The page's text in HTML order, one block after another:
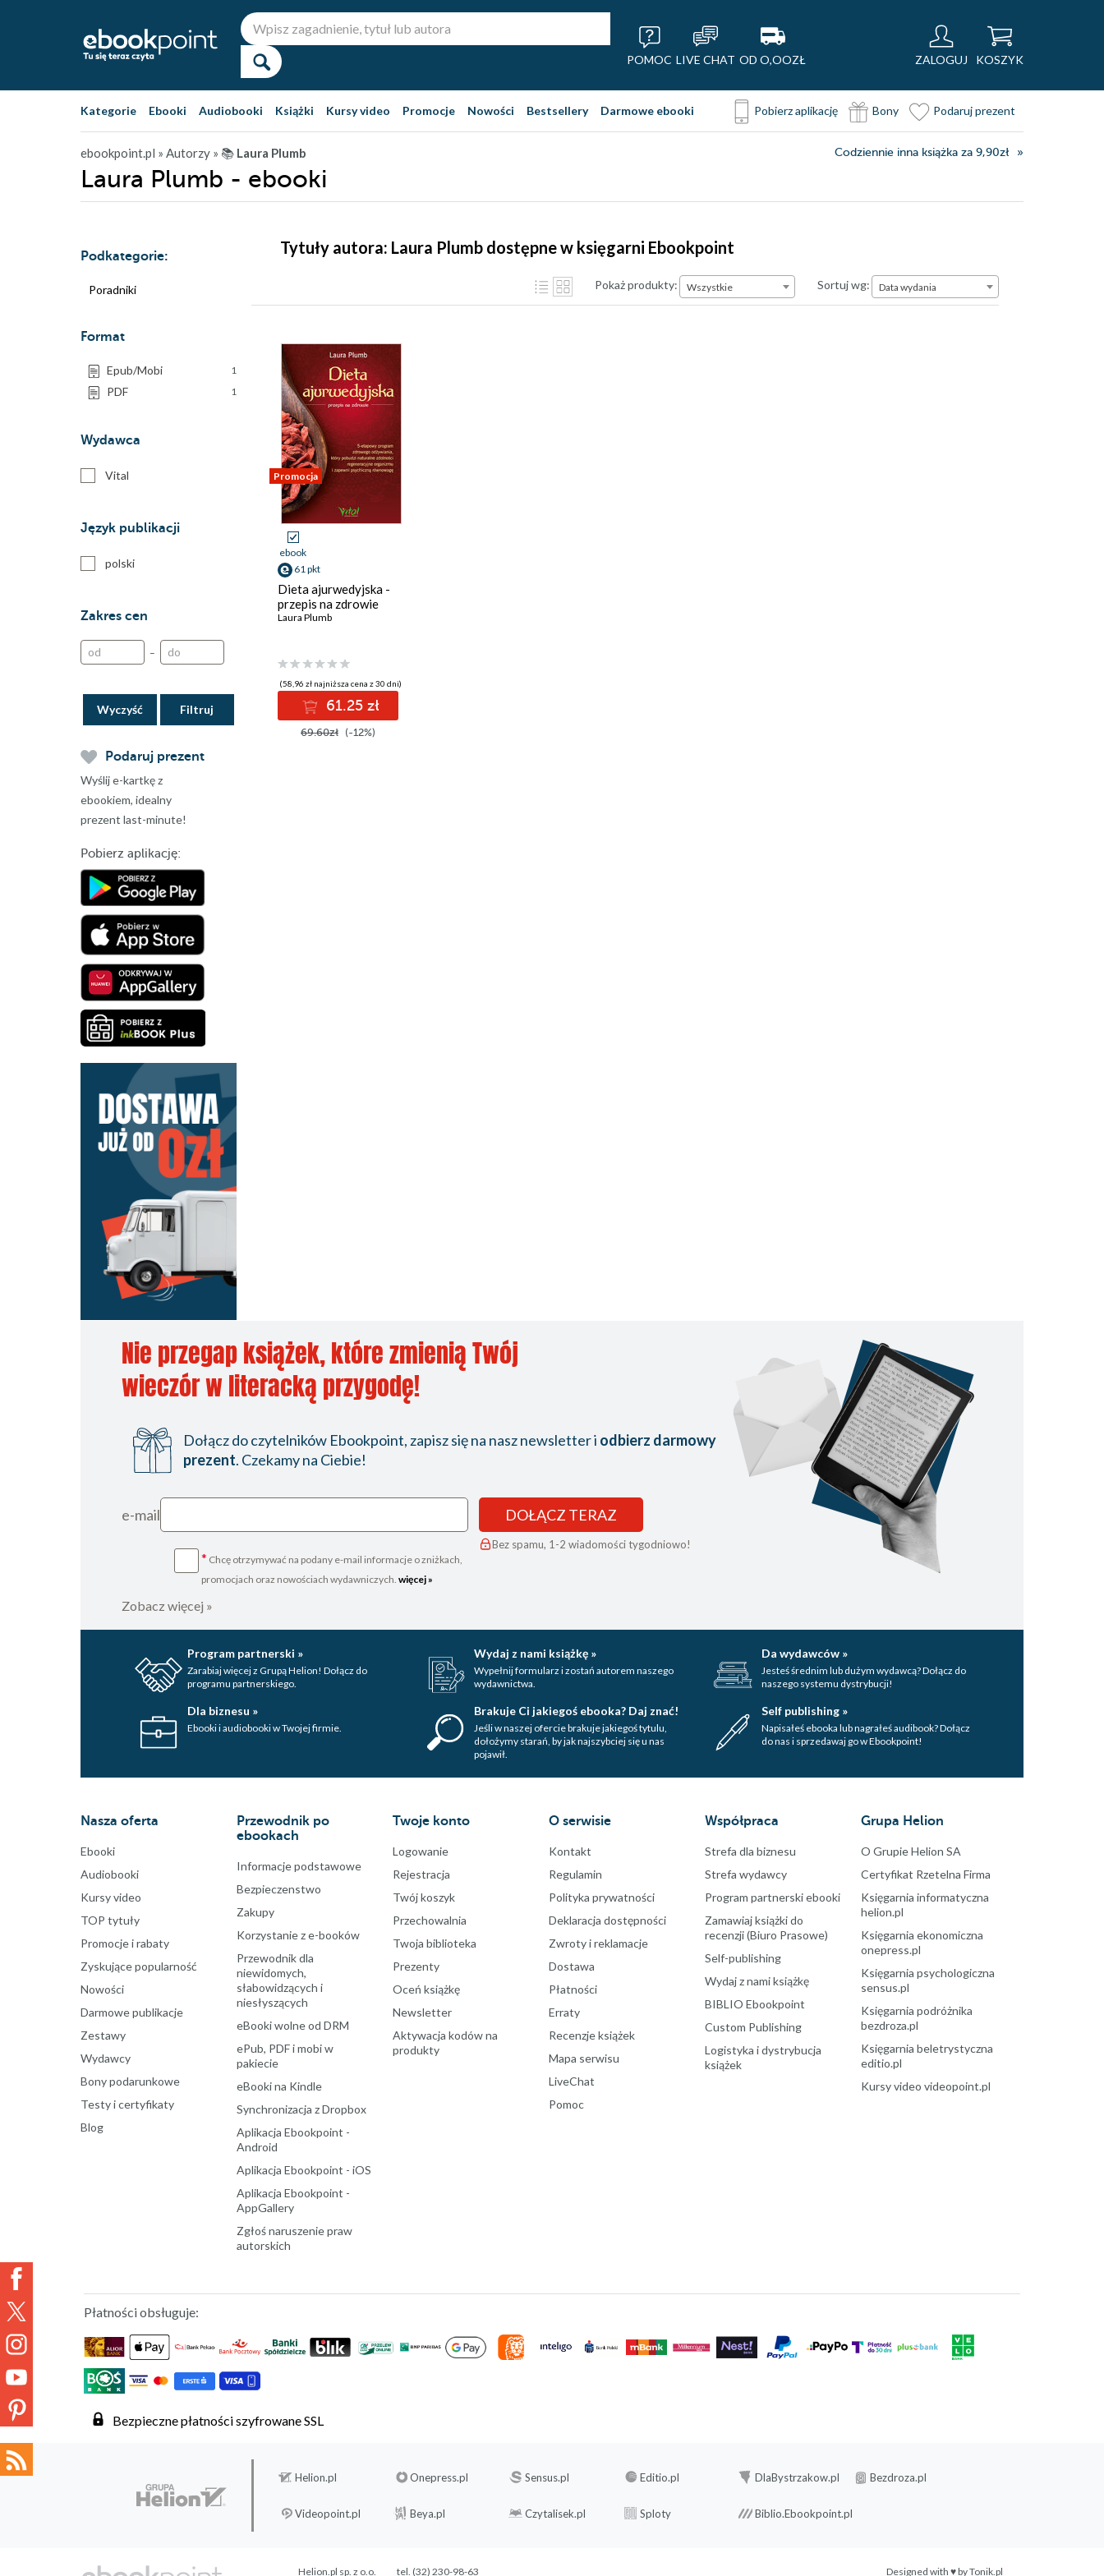
POMOC LIVE CHAT OD O,OOZŁ ZALOGUJ KOSZYK
Kategorie Ebooki Audiobooki Książki Kursy video Promocje Nowości Bestsellery Darmowe ebooki Pobierz aplikację Bony Podaruj prezent
ebookpoint.pl » Autorzy » 📚 Laura Plumb Codziennie inna książka za 9,90zł
Laura Plumb - ebooki
Podkategorie:
Poradniki
Format
Epub/Mobi 1
PDF 1
Wydawca
Vital
Język publikacji
polski
Zakres cen
–
Wyczyść
Podaruj prezent
Wyślij e-kartkę z
ebookiem, idealny
prezent last-minute!
Pobierz aplikację:
Tytuły autora: Laura Plumb dostępne w księgarni Ebookpoint
Pokaż produkty: Wszystkie Sortuj wg:Data wydania
Data wydania
Promocja
ebook
61 pkt
Dieta ajurwedyjska -
przepis na zdrowie
Laura Plumb
(58,96 zł najniższa cena z 30 dni)
61.25 zł
69.60zł (-12%)
Nie przegap książek, które zmienią Twój
wieczór w literacką przygodę!
Dołącz do czytelników Ebookpoint, zapisz się na nasz newsletter i odbierz darmowy
prezent. Czekamy na Ciebie!
e-mail
* Chcę otrzymywać na podany e-mail informacje o zniżkach,
promocjach oraz nowościach wydawniczych. więcej »
DOŁĄCZ TERAZ
Bez spamu, 1-2 wiadomości tygodniowo!
Zobacz więcej »
Program partnerski »
Zarabiaj więcej z Grupą Helion! Dołącz do
programu partnerskiego.
Wydaj z nami książkę »
Wypełnij formularz i zostań autorem naszego
wydawnictwa.
Da wydawców »
Jesteś średnim lub dużym wydawcą? Dołącz do
naszego systemu dystrybucji!
Dla biznesu »
Ebooki i audiobooki w Twojej firmie.
Brakuje Ci jakiegoś ebooka? Daj znać!
Jeśli w naszej ofercie brakuje jakiegoś tytulu,
dołożymy starań, by jak najszybciej się u nas
pojawił.
Self publishing »
Napisałeś ebooka lub nagrałeś audibook? Dołącz
do nas i sprzedawaj go w Ebookpoint!
Nasza oferta
Ebooki
Audiobooki
Kursy video
TOP tytuły
Promocje i rabaty
Zyskujące popularność
Nowości
Darmowe publikacje
Zestawy
Wydawcy
Bony podarunkowe
Testy i certyfikaty
Blog
Przewodnik po
ebookach
Informacje podstawowe
Bezpieczenstwo
Zakupy
Korzystanie z e-booków
Przewodnik dla
niewidomych,
słabowidzących i
niesłyszących
eBooki wolne od DRM
ePub, PDF i mobi w
pakiecie
eBooki na Kindle
Synchronizacja z Dropbox
Aplikacja Ebookpoint -
Android
Aplikacja Ebookpoint - iOS
Aplikacja Ebookpoint -
AppGallery
Zgłoś naruszenie praw
autorskich
Twoje konto
Logowanie
Rejestracja
Twój koszyk
Przechowalnia
Twoja biblioteka
Prezenty
Oceń książkę
Newsletter
Aktywacja kodów na
produkty
O serwisie
Kontakt
Regulamin
Polityka prywatności
Deklaracja dostępności
Zwroty i reklamacje
Dostawa
Płatności
Erraty
Recenzje książek
Mapa serwisu
LiveChat
Pomoc
Współpraca
Strefa dla biznesu
Strefa wydawcy
Program partnerski ebooki
Zamawiaj książki do
recenzji (Biuro Prasowe)
Self-publishing
Wydaj z nami książkę
BIBLIO Ebookpoint
Custom Publishing
Logistyka i dystrybucja
książek
Grupa Helion
O Grupie Helion SA
Certyfikat Rzetelna Firma
Księgarnia informatyczna
helion.pl
Księgarnia ekonomiczna
onepress.pl
Księgarnia psychologiczna
sensus.pl
Księgarnia podróżnika
bezdroza.pl
Księgarnia beletrystyczna
editio.pl
Kursy video videopoint.pl
Płatności obsługuje:
Bezpieczne płatności szyfrowane SSL
Helion.pl Onepress.pl Sensus.pl Editio.pl DlaBystrzakow.pl Bezdroza.pl
Videopoint.pl Beya.pl Czytalisek.pl Sploty Biblio.Ebookpoint.pl
Designed with ♥ byTonik.pl
Helion.pl sp. z o.o. tel. (32) 230-98-63